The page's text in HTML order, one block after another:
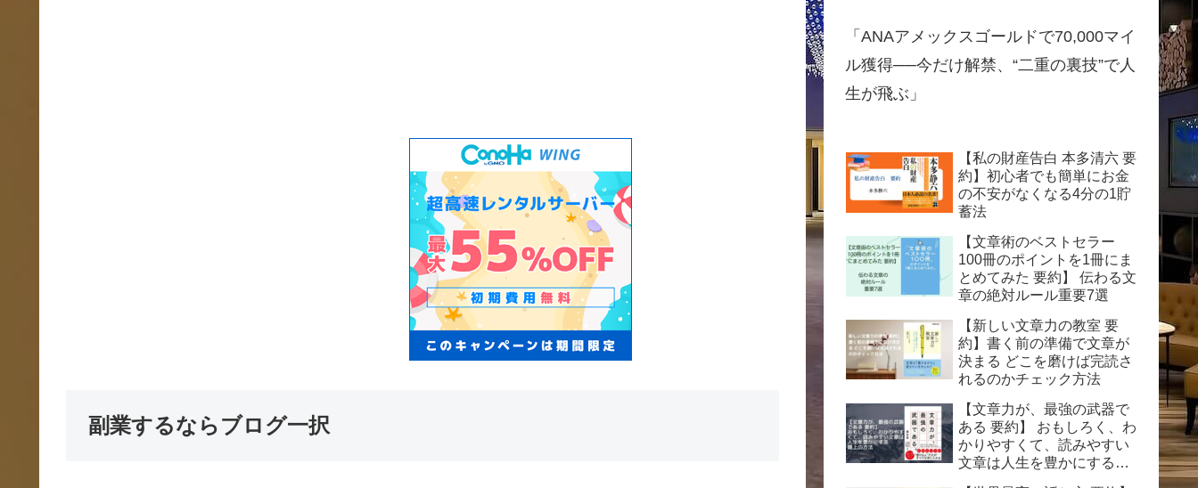
副業するならブログ一択
「ANAアメックスゴールドで70,000マイ
ル獲得──今だけ解禁、“二重の裏技”で人
生が飛ぶ」
【私の財産告白 本多清六 要
約】初心者でも簡単にお金
の不安がなくなる4分の1貯
蓄法
【文章術のベストセラー
100冊のポイントを1冊にま
とめてみた 要約】 伝わる文
章の絶対ルール重要7選
【新しい文章力の教室 要
約】書く前の準備で文章が
決まる どこを磨けば完読さ
れるのかチェック方法
【文章力が、最強の武器で
ある 要約】 おもしろく、わ
かりやすくて、読みやすい
文章は人生を豊かにする最